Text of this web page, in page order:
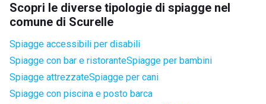
Scopri le diverse tipologie di spiagge nel
comune di Scurelle
Spiagge accessibili per disabili
Spiagge con bar e ristoranteSpiagge per bambini
Spiagge attrezzateSpiagge per cani
Spiagge con piscina e posto barca